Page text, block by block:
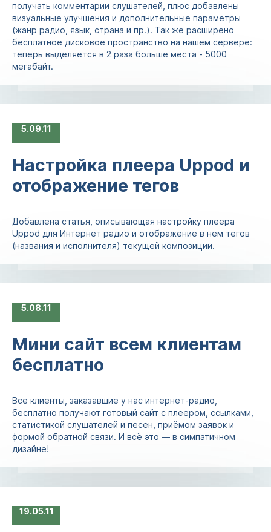
получать комментарии слушателей, плюс добавлены
визуальные улучшения и дополнительные параметры
(жанр радио, язык, страна и пр.). Так же расширено
бесплатное дисковое пространство на нашем сервере:
теперь выделяется в 2 раза больше места - 5000
мегабайт.
5 09.11
Настройка плеера Uppod и
отображение тегов
Добавлена статья, описывающая настройку плеера
Uppod для Интернет радио и отображение в нем тегов
(названия и исполнителя) текущей композиции.
5 08.11
Мини сайт всем клиентам
бесплатно
Все клиенты, заказавшие у нас интернет-радио,
бесплатно получают готовый сайт с плеером, ссылками,
статистикой слушателей и песен, приёмом заявок и
формой обратной связи. И всё это — в симпатичном
дизайне!
19 05.11